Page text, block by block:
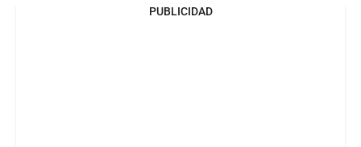
PUBLICIDAD